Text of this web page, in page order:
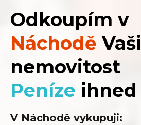
Odkoupím v
Náchodě Vaši
nemovitost
Peníze ihned
V Náchodě vykupuji: